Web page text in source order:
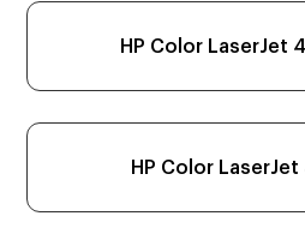
HP Color LaserJet
HP Color